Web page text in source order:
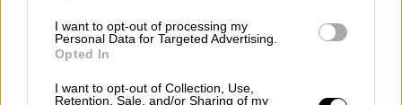
I want to opt-out of processing my
Personal Data for Targeted Advertising.
Opted In
I want to opt-out of Collection, Use,
Retention, Sale, and/or Sharing of my
Το Μπουκάβου είναι η μία από τις
δύο
πόλεις-κλειδιά στην πλούσια σε ορυκτά
που κατέλαβε φέτος η M23, η οποία